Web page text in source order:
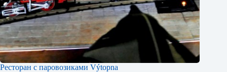
Ресторан с паровозиками Výtopna